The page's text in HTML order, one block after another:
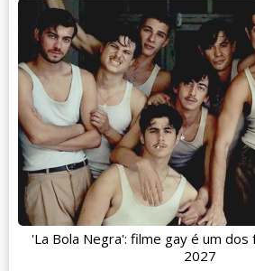
'La Bola Negra': filme gay é um
2027